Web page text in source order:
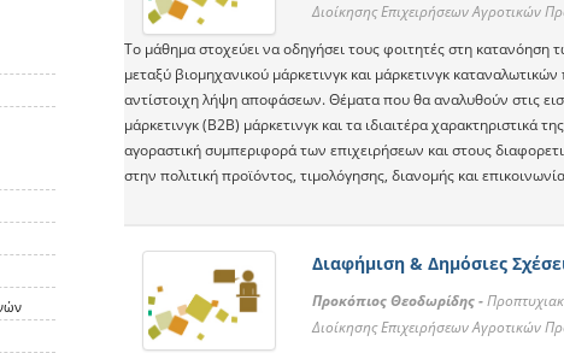
Διοίκησης Επιχειρήσεων Αγροτικών
Το μάθημα στοχεύει να οδηγήσει τους φοιτητές στη
μεταξύ βιομηχανικού μάρκετινγκ και μάρκετινγκ
αντίστοιχη λήψη αποφάσεων. Θέματα που θα αναλυθούν στις
μάρκετινγκ (Β2Β) μάρκετινγκ και τα ιδιαιτέρα χαρακτηριστικά
αγοραστική συμπεριφορά των επιχειρήσεων και στους
στην πολιτική προϊόντος, τιμολόγησης, διανομής και
Διαφήμιση & Δημόσιες
Προκόπιος Θεοδωρίδης -
Διοίκησης Επιχειρήσεων Αγροτικών